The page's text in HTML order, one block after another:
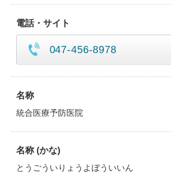
電話・サイト
047-456-8978
名称
統合医療予防医院
名称 (かな)
とうごういりょうよぼういいん